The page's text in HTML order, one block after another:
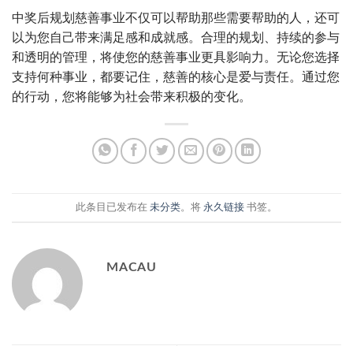
中奖后规划慈善事业不仅可以帮助那些需要帮助的人，还可
以为您自己带来满足感和成就感。合理的规划、持续的参与
和透明的管理，将使您的慈善事业更具影响力。无论您选择
支持何种事业，都要记住，慈善的核心是爱与责任。通过您
的行动，您将能够为社会带来积极的变化。
此条目已发布在 未分类。将 永久链接 书签。
MACAU